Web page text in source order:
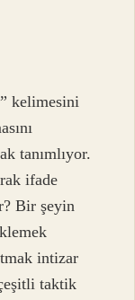
kelimesini
tanımlıyor.
ifade
Bir şeyin
intizar
taktik